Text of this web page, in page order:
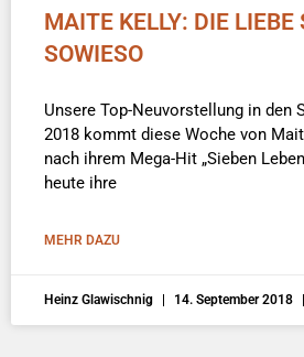
MAITE KELLY: DIE LIEBE
SOWIESO
Unsere Top-Neuvorstellung in den
2018 kommt diese Woche von
nach ihrem Mega-Hit „Sieben
heute ihre
MEHR DAZU
Heinz Glawischnig 14. September 2018